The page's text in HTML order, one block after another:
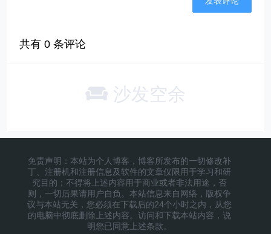
共有0 条评论
沙发空余
免责声明：本站为个人博客，博客所发布的一切修改补
丁、注册机和注册信息及软件的文章仅限用于学习和研
究目的；不得将上述内容用于商业或者非法用途，否
则，一切后果请用户自负。本站信息来自网络，版权争
议与本站无关，您必须在下载后的24个小时之内，从您
的电脑中彻底删除上述内容。访问和下载本站内容，说
明您已同意上述条款。